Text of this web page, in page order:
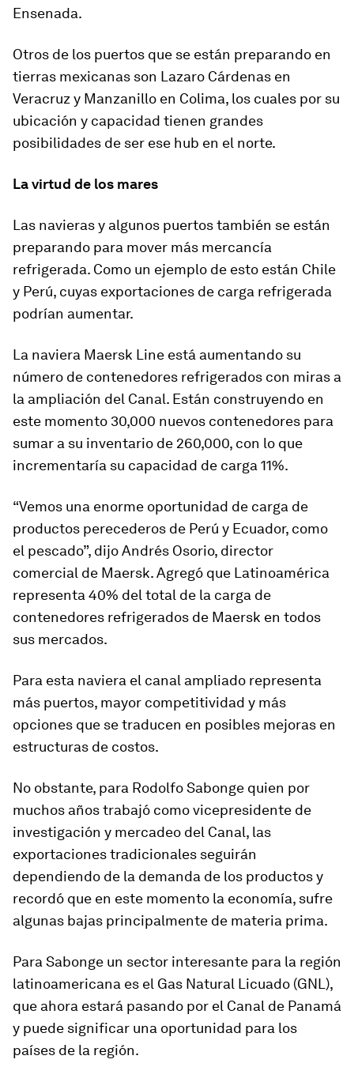
Ensenada.
Otros de los puertos que se están preparando en
tierras mexicanas son Lazaro Cárdenas en
Veracruz y Manzanillo en Colima, los cuales por su
ubicación y capacidad tienen grandes
posibilidades de ser ese hub en el norte.
La virtud de los mares
Las navieras y algunos puertos también se están
preparando para mover más mercancía
refrigerada. Como un ejemplo de esto están Chile
y Perú, cuyas exportaciones de carga refrigerada
podrían aumentar.
La naviera Maersk Line está aumentando su
número de contenedores refrigerados con miras a
la ampliación del Canal. Están construyendo en
este momento 30,000 nuevos contenedores para
sumar a su inventario de 260,000, con lo que
incrementaría su capacidad de carga 11%.
“Vemos una enorme oportunidad de carga de
productos perecederos de Perú y Ecuador, como
el pescado”, dijo Andrés Osorio, director
comercial de Maersk. Agregó que Latinoamérica
representa 40% del total de la carga de
contenedores refrigerados de Maersk en todos
sus mercados.
Para esta naviera el canal ampliado representa
más puertos, mayor competitividad y más
opciones que se traducen en posibles mejoras en
estructuras de costos.
No obstante, para Rodolfo Sabonge quien por
muchos años trabajó como vicepresidente de
investigación y mercadeo del Canal, las
exportaciones tradicionales seguirán
dependiendo de la demanda de los productos y
recordó que en este momento la economía, sufre
algunas bajas principalmente de materia prima.
Para Sabonge un sector interesante para la región
latinoamericana es el Gas Natural Licuado (GNL),
que ahora estará pasando por el Canal de Panamá
y puede significar una oportunidad para los
países de la región.